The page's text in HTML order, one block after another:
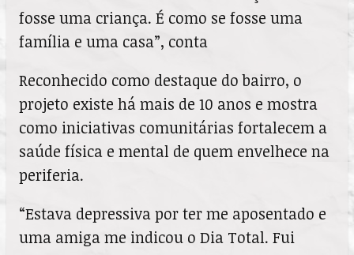
fosse uma criança. É como se fosse uma
família e uma casa”, conta
Reconhecido como destaque do bairro, o
projeto existe há mais de 10 anos e mostra
como iniciativas comunitárias fortalecem a
saúde física e mental de quem envelhece na
periferia.
“Estava depressiva por ter me aposentado e
uma amiga me indicou o Dia Total. Fui